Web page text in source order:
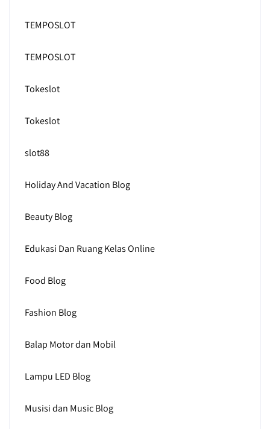
TEMPOSLOT
TEMPOSLOT
Tokeslot
Tokeslot
slot88
Holiday And Vacation Blog
Beauty Blog
Edukasi Dan Ruang Kelas Online
Food Blog
Fashion Blog
Balap Motor dan Mobil
Lampu LED Blog
Musisi dan Music Blog